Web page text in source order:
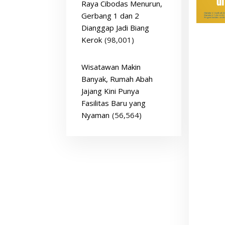
Raya Cibodas Menurun,
Gerbang 1 dan 2
Dianggap Jadi Biang
Kerok (98,001)
Wisatawan Makin
Banyak, Rumah Abah
Jajang Kini Punya
Fasilitas Baru yang
Nyaman (56,564)